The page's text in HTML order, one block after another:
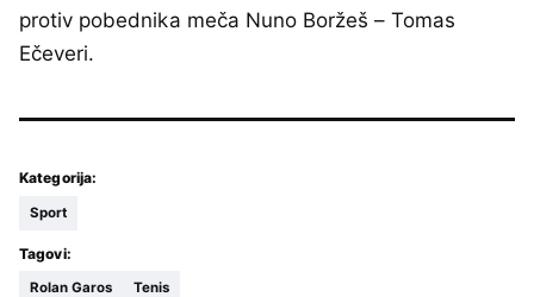
protiv pobednika meča Nuno Boržeš – Tomas
Ečeveri.
Kategorija:
Sport
Tagovi:
Rolan Garos Tenis